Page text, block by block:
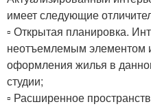
имеет следующие
▫ Открытая планировка.
неотъемлемым элементом
оформления жилья в
студии;
▫ Расширенное